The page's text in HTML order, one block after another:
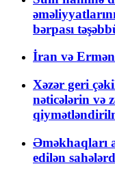
bərpası
İran və
Xəzər geri
nəticələrin və
Əməkhaqları
edilən